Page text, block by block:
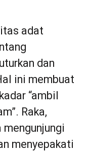
adat
dan
ini membuat
“ambil
Raka,
menyepakati